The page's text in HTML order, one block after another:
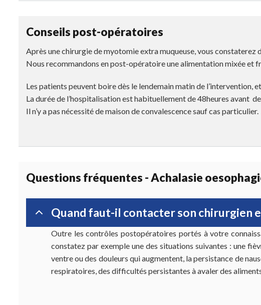
Conseils post-opératoires
Après une chirurgie de myotomie extra muqueuse, vous
Nous recommandons en post-opératoire une alimentation mixée et
Les patients peuvent boire dès le lendemain matin de l’intervention,
La durée de l’hospitalisation est habituellement de 48heures avant
Il n’y a pas nécessité de maison de convalescence sauf cas particulier.
Questions fréquentes - Achalasie
Quand faut-il contacter son chirurgien
Outre les contrôles postopératoires portés à votre
constatez par exemple une des situations suivantes : une
ventre ou des douleurs qui augmentent, la persistance de
respiratoires, des difficultés persistantes à avaler des